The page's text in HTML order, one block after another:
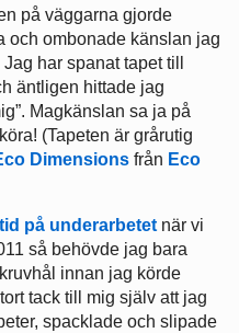
på väggarna gjorde
och ombonade känslan jag
har spanat tapet till
äntligen hittade jag
Magkänslan sa ja på
(Tapeten är grårutig
Dimensions från Eco
på underarbetet när vi
så behövde jag bara
innan jag körde
tack till mig själv att jag
spacklade och slipade